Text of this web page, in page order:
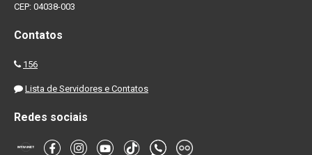
CEP: 04038-003
Contatos
156
Lista de Servidores e Contatos
Redes sociais